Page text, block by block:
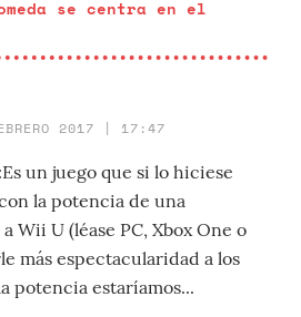
se centra en el
2017 | 17:47
un juego que si lo hiciese
la potencia de una
Wii U (léase PC, Xbox One o
más espectacularidad a los
potencia estaríamos...